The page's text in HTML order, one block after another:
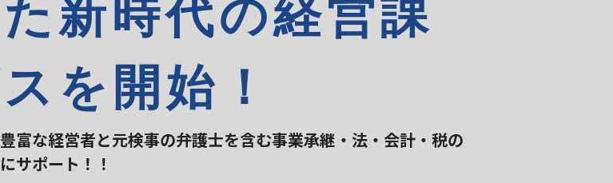
新時代の経営課
を開始！
富な経営者と元検事の弁護士を含む事業承継・法・会計・税の
サポート！！